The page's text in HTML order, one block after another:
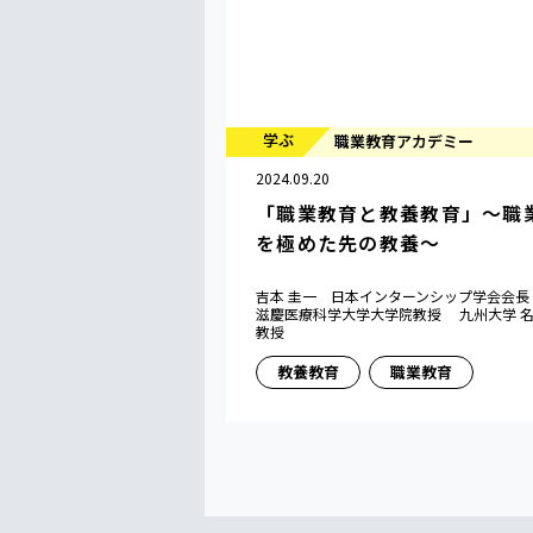
学ぶ 職業教育アカデミー
2024.09.20
「職業教育と教養教育」〜職
を極めた先の教養〜
吉本 圭一 日本インターンシップ学会会長
滋慶医療科学大学大学院教授 九州大学
教授
教養教育 職業教育